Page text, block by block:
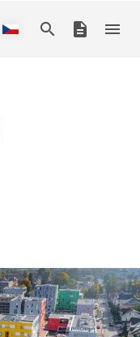
search description menu